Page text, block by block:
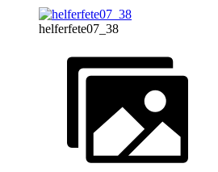
helferfete07_38